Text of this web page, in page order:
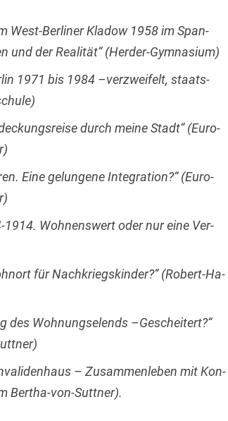
West-Ber­li­ner Kla­dow 1958 im Span­
und der Rea­li­tät“ (Her­der-Gym­na­si­um)
1971 bis 1984 –ver­zwei­felt, staats­
durch meine Stadt“ (Eu­ro­
Eine ge­lun­ge­ne In­te­gra­ti­on?“ (Eu­ro­
1914. Woh­nens­wert oder nur eine Ver­
für Nach­kriegs­kin­der?“ (Ro­bert-Ha­
des Woh­nungs­elends –Ge­schei­tert?“
– Zu­sam­men­le­ben mit Kon­
Ber­tha-von-Sutt­ner).